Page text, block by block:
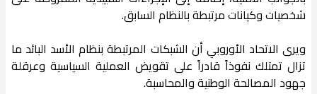
شخصيات وكيانات مرتبطة بالنظام السابق.
ويرى الاتحاد الأوروبي أن الشبكات المرتبطة بنظام الأسد البائد ما
تزال تمتلك نفوذاً قادراً على تقويض العملية السياسية وعرقلة
جهود المصالحة الوطنية والمحاسبة.